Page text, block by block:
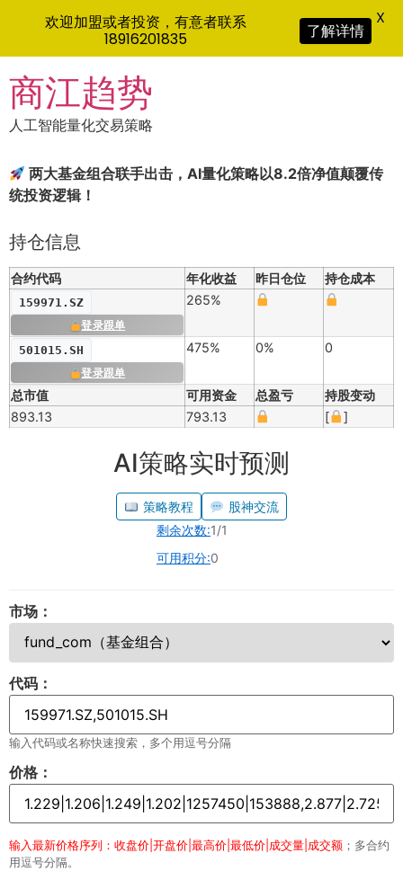
to
content
商江趋势
人工智能量化交易策略
两大基金组合联手出击，AI量化策略以8.2倍净值颠覆传
统投资逻辑！
持仓信息
合约代码 年化收益 昨日仓位 持仓成本
159971.SZ
登录跟单
265%
501015.SH
登录跟单
475% 0% 0
总市值 可用资金 总盈亏
持股变动
893.13
793.13 [ ]
AI策略实时预测
策略教程
股神交流
剩余次数:1/1
可用积分:0
市场：
代码：
输入代码或名称快速搜索，多个用逗号分隔
价格：
输入最新价格序列：收盘价|开盘价|最高价|最低价|成交量|成交额 ；多合约
用逗号分隔。
欢迎加盟或者投资，有意者联系
18916201835
了解详情
X